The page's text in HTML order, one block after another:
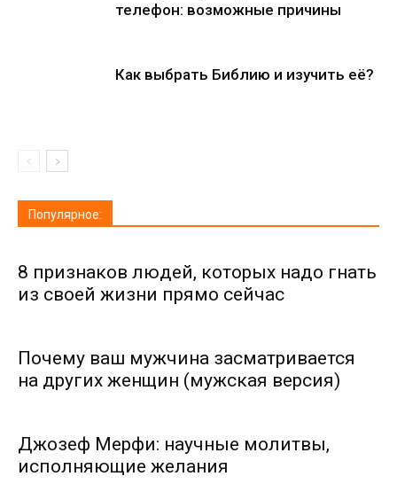
телефон: возможные причины
Как выбрать Библию и изучить её?
Популярное:
8 признаков людей, которых надо гнать
из своей жизни прямо сейчас
Почему ваш мужчина засматривается
на других женщин (мужская версия)
Джозеф Мерфи: научные молитвы,
исполняющие желания